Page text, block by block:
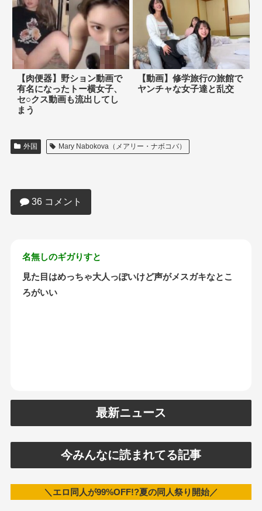
【肉便器】野ション動画で
有名になったトー横女子、
セ○クス動画も流出してし
まう
【動画】修学旅行の旅館で
ヤンチャな女子達と乱交
外国 Mary Nabokova（メアリー・ナボコバ）
ー神ボディがエロすぎるｗｗｗｗｗｗ
36 コメント
名無しのギガりすと
見た目はめっちゃ大人っぽいけど声がメスガキなとこ
ろがいい
最新ニュース
今みんなに読まれてる記事
＼エロ同人が99%OFF!?夏の同人祭り開始／